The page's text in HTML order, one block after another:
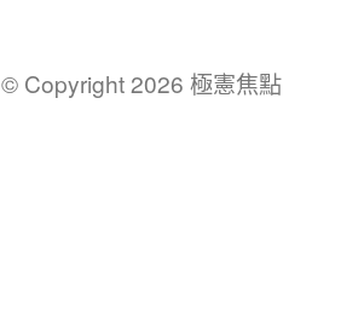
© Copyright 2026 極憲焦點